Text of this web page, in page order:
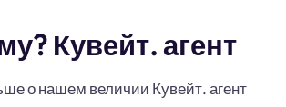
Кувейт. агент
о нашем величии Кувейт. агент